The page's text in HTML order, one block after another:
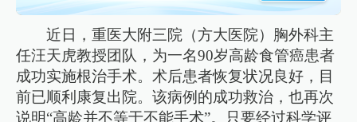
近日，重医大附三院（方大医院）胸外科主
任汪天虎教授团队，为一名90岁高龄食管癌患者
成功实施根治手术。术后患者恢复状况良好，目
前已顺利康复出院。该病例的成功救治，也再次
说明“高龄并不等于不能手术”。只要经过科学评